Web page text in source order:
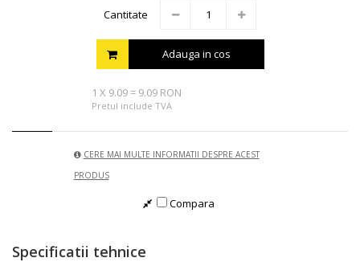
Cantitate
Adauga in cos
1 X 9.09 = 9.09 RON
Pretul include TVA
CERE MAI MULTE INFORMATII DESPRE ACEST
PRODUS
Compara
Specificatii tehnice